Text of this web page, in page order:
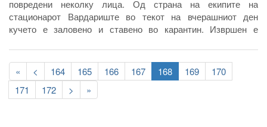
повредени неколку лица. Од страна на екипите на
стационарот Вардариште во текот на вчерашниот ден
кучето е заловено и ставено во карантин. Извршен е
официјалн надзор во наредниве 15 дена во кои ќе се следи
неговото однесување и евентуалното појавување на знаци
на болеста беснило.
Pagination
First
page
«
Previous
page
< Page
164 Page
165 Page
166 Page
167
Current
page
168 Page
169 Page
170
Page
171 Page
172
Следна
страна
>
Last
page
»